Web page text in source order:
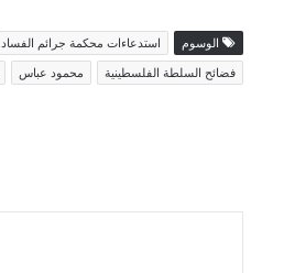
الوسوم استدعاءات محكمة جرائم الفساد
فضائح السلطة الفلسطينية
محمود عباس